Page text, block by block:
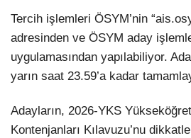
Tercih işlemleri ÖSYM’nin
adresinden ve ÖSYM aday
uygulamasından yapılabiliyor.
yarın saat 23.59’a kadar
Adayların, 2026-YKS
Kontenjanları Kılavuzu’nu